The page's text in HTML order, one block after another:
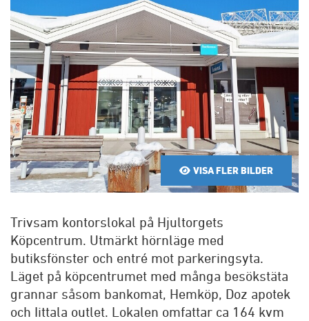
VISA FLER BILDER
Trivsam kontorslokal på Hjultorgets
Köpcentrum. Utmärkt hörnläge med
butiksfönster och entré mot parkeringsyta.
Läget på köpcentrumet med många besökstäta
grannar såsom bankomat, Hemköp, Doz apotek
och Iittala outlet. Lokalen omfattar ca 164 kvm